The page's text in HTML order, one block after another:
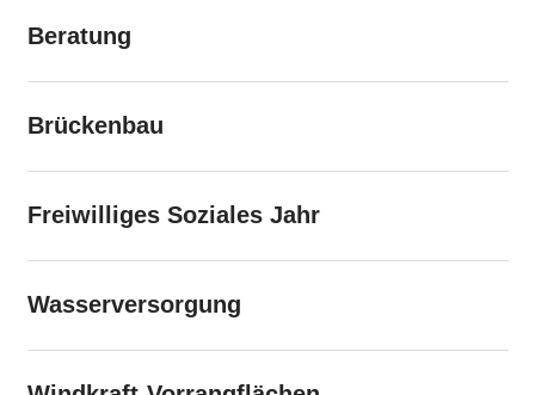
Beratung
Brückenbau
Freiwilliges Soziales Jahr
Wasserversorgung